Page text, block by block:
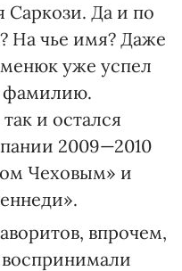
Да и по
На чье имя? Даже
уже успел
фамилию.
и остался
2009—2010
Чеховым» и
впрочем,